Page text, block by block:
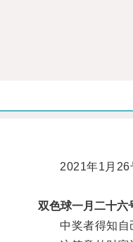
2021年1月26号
双色球一月二十六
中奖者得知自己